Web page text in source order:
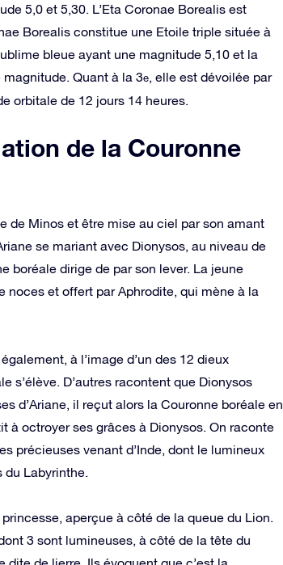
5,0 et 5,30. L’Eta Coronae Borealis est
Borealis constitue une Etoile triple située à
bleue ayant une magnitude 5,10 et la
magnitude. Quant à la 3e, elle est dévoilée par
orbitale de 12 jours 14 heures.
de la Couronne
de Minos et être mise au ciel par son amant
se mariant avec Dionysos, au niveau de
boréale dirige de par son lever. La jeune
et offert par Aphrodite, qui mène à la
à l’image d’un des 12 dieux
s’élève. D’autres racontent que Dionysos
d’Ariane, il reçut alors la Couronne boréale en
à octroyer ses grâces à Dionysos. On raconte
précieuses venant d’Inde, dont le lumineux
du Labyrinthe.
aperçue à côté de la queue du Lion.
3 sont lumineuses, à côté de la tête du